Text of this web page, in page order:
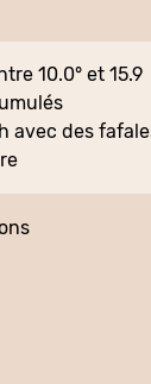
10.0° et 15.9
avec des